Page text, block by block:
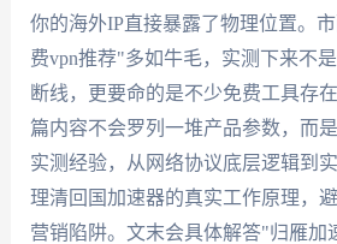
你的海外IP直接暴露了物理位置。
费vpn推荐"多如牛毛，实测下来不
断线，更要命的是不少免费工具存
篇内容不会罗列一堆产品参数，而
实测经验，从网络协议底层逻辑到
理清回国加速器的真实工作原理，
营销陷阱。文末会具体解答"归雁加